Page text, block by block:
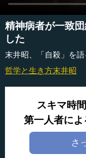
精神病者が一致
した
末井昭、「自殺」を語
哲学と生き方末井昭
スキマ時
第一人者に
さ